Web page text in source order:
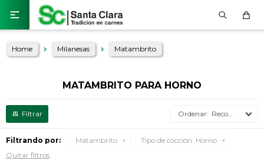

Home Milanesas Matambrito
MATAMBRITO PARA HORNO
Recomendados
Filtrando por: Matambrito Tipo de cocción: Horno
Quitar filtros